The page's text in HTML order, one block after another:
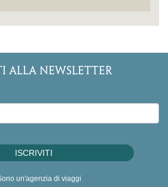
ALLA NEWSLETTER
un'agenzia di viaggi